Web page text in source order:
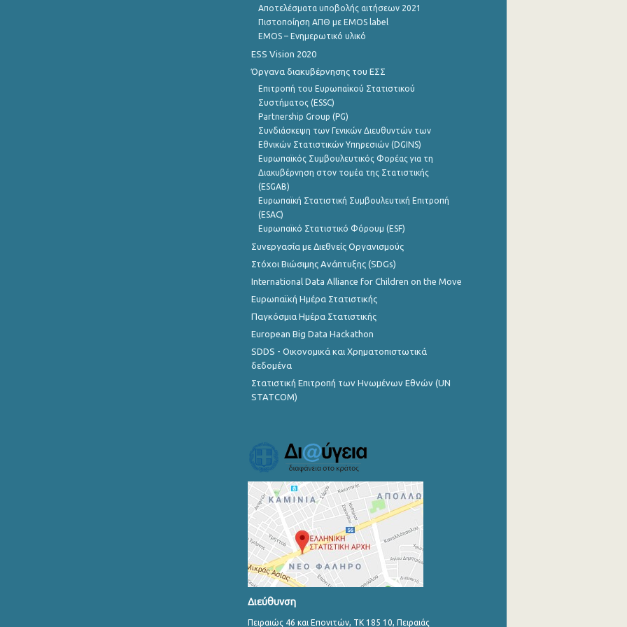
Αποτελέσματα υποβολής αιτήσεων 2021
Πιστοποίηση ΑΠΘ με EMOS label
EMOS – Ενημερωτικό υλικό
ESS Vision 2020
Όργανα διακυβέρνησης του ΕΣΣ
Επιτροπή του Ευρωπαϊκού Στατιστικού
Συστήματος (ESSC)
Partnership Group (PG)
Συνδιάσκεψη των Γενικών Διευθυντών των
Εθνικών Στατιστικών Υπηρεσιών (DGINS)
Ευρωπαϊκός Συμβουλευτικός Φορέας για τη
Διακυβέρνηση στον τομέα της Στατιστικής
(ESGAB)
Ευρωπαϊκή Στατιστική Συμβουλευτική Επιτροπή
(ESAC)
Ευρωπαϊκό Στατιστικό Φόρουμ (ESF)
Συνεργασία με Διεθνείς Οργανισμούς
Στόχοι Βιώσιμης Ανάπτυξης (SDGs)
International Data Alliance for Children on the Move
Ευρωπαϊκή Ημέρα Στατιστικής
Παγκόσμια Ημέρα Στατιστικής
European Big Data Hackathon
SDDS - Οικονομικά και Χρηματοπιστωτικά
δεδομένα
Στατιστική Επιτροπή των Ηνωμένων Εθνών (UN
STATCOM)
Διεύθυνση
Πειραιώς 46 και Επονιτών, ΤΚ 185 10, Πειραιάς